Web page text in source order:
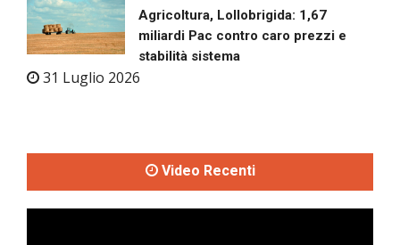
Agricoltura, Lollobrigida: 1,67
miliardi Pac contro caro prezzi e
stabilità sistema
31 Luglio 2026
Video Recenti